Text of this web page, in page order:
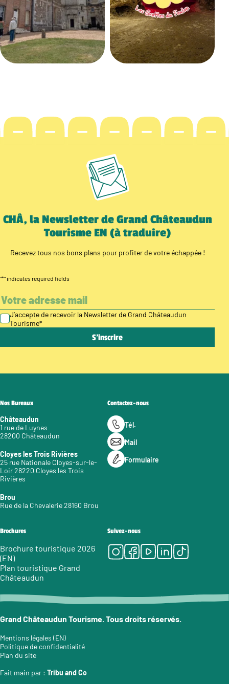
CHÂ, la Newsletter de Grand Châteaudun
Tourisme EN (à traduire)
Recevez tous nos bons plans pour profiter de votre échappée !
"*" indicates required fields
J’accepte de recevoir la Newsletter de Grand Châteaudun
Tourisme*
Nos Bureaux
Châteaudun
1 rue de Luynes
28200 Châteaudun
Cloyes les Trois Rivières
25 rue Nationale Cloyes-sur-le-
Loir 28220 Cloyes les Trois
Rivières
Brou
Rue de la Chevalerie 28160 Brou
Contactez-nous
Tél.
Mail
Formulaire
Brochures
Brochure touristique 2026
(EN)
Plan touristique Grand
Châteaudun
Suivez-nous
Instagram
Facebook
Youtube
LinkedIn
Tiktok
Grand Châteaudun Tourisme. Tous droits réservés.
Mentions légales (EN)
Politique de confidentialité
Plan du site
Fait main par : Tribu and Co